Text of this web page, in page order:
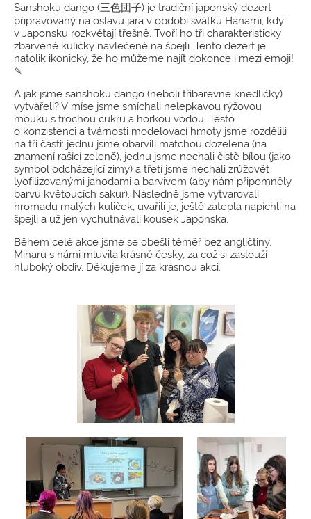
Sanshoku dango (三色団子) je tradiční japonský dezert
připravovaný na oslavu jara v období svátku Hanami, kdy
v Japonsku rozkvétají třešně. Tvoří ho tři charakteristicky
zbarvené kuličky navlečené na špejli. Tento dezert je
natolik ikonický, že ho můžeme najít dokonce i mezi emoji!
🍡
A jak jsme sanshoku dango (neboli tříbarevné knedlíčky)
vytvářeli? V míse jsme smíchali nelepkavou rýžovou
mouku s trochou cukru a horkou vodou. Těsto
o konzistenci a tvárnosti modelovací hmoty jsme rozdělili
na tři části: jednu jsme obarvili matchou dozelena (na
znamení rašící zeleně), jednu jsme nechali čistě bílou (jako
symbol odcházející zimy) a třetí jsme nechali zrůžovět
lyofilizovanými jahodami a barvivem (aby nám připomněly
barvu květoucích sakur). Následně jsme vytvarovali
hromadu malých kuliček, uvařili je, ještě zatepla napíchli na
špejli a už jen vychutnávali kousek Japonska.
Během celé akce jsme se obešli téměř bez angličtiny,
Miharu s námi mluvila krásně česky, za což si zaslouží
hluboký obdiv. Děkujeme jí za krásnou akci.